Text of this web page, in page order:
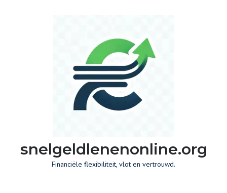
snelgeldlenenonline.org
Financiële flexibiliteit, vlot en vertrouwd.